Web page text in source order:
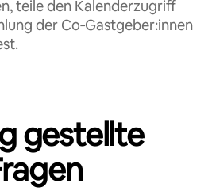
teile den Kalenderzugriff
der Co‑Gastgeber:innen
gestellte